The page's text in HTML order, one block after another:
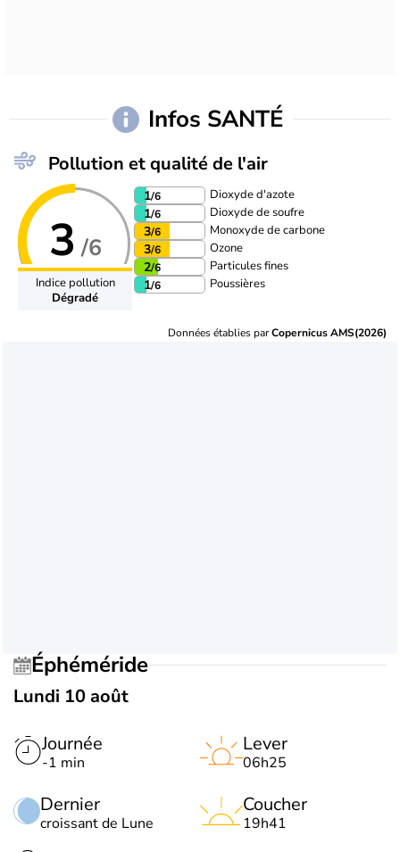
Infos SANTÉ
Pollution et qualité de l'air
3 /6
Indice pollution
Dégradé
1/6 Dioxyde d'azote
1/6 Dioxyde de soufre
3/6 Monoxyde de carbone
3/6 Ozone
2/6 Particules fines
1/6 Poussières
Données établies parCopernicus AMS(2026)
Éphéméride
Lundi 10 août
Journée
-1 min
Dernier
croissant de Lune
Lever
06h25
Coucher
19h41